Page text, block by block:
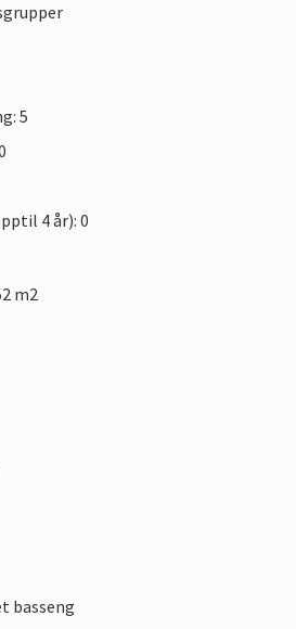
5
4 år): 0
m2
basseng